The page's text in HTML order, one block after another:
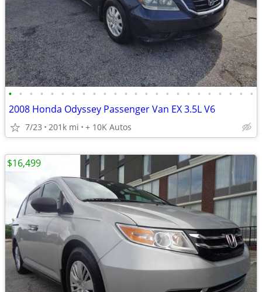
• • • • • • • • • • • • • • • • • • • • • • • •
2008 Honda Odyssey Passenger Van EX 3.5L V6
7/23 201k mi + 10K Autos
$16,499